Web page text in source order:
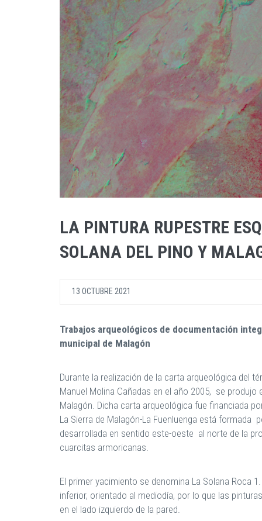
LA PINTURA RUPESTRE
SOLANA DEL PINO Y
13 OCTUBRE 2021
Trabajos arqueológicos de documentación
municipal de Malagón
Durante la realización de la carta arqueológica del
Manuel Molina Cañadas en el año 2005, se
Malagón. Dicha carta arqueológica fue financiada
La Sierra de Malagón-La Fuenluenga está
desarrollada en sentido este-oeste al norte de la
cuarcitas armoricanas.
El primer yacimiento se denomina La Solana Roca
inferior, orientado al mediodía, por lo que las
en el lado izquierdo de la pared.